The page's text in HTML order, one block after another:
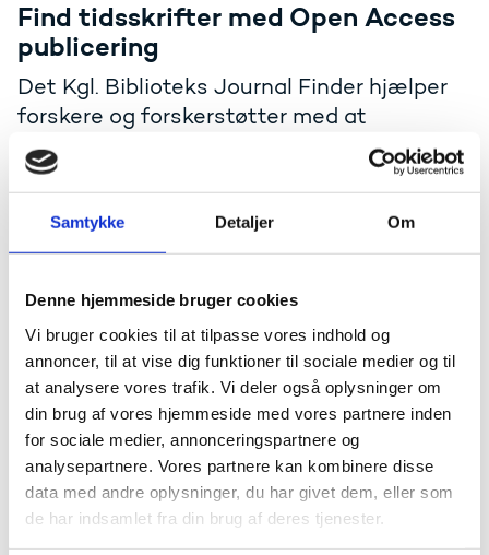
Samtykke Detaljer Om
Denne hjemmeside bruger cookies
Vi bruger cookies til at tilpasse vores indhold og
annoncer, til at vise dig funktioner til sociale medier og til
at analysere vores trafik. Vi deler også oplysninger om
din brug af vores hjemmeside med vores partnere inden
for sociale medier, annonceringspartnere og
analysepartnere. Vores partnere kan kombinere disse
data med andre oplysninger, du har givet dem, eller som
de har indsamlet fra din brug af deres tjenester.
Find tidsskrifter med Open Access
publicering
Det Kgl. Biblioteks Journal Finder hjælper
forskere og forskerstøtter med at
identificere tidsskrifter, der er omfattet af
nationale aftaler om Open Access
Læs om Open Access publicering via Journal Finder
Kontakt dit universitet om Open
Access
Har du brug for viden om dit universitets Open Access
politik og proces herfor? Så find vej til universitets
hjemmeside om Open Access samt deres
kontaktpersoner og -oplysninger, som kan rådgive dig
om Open Acces, nedenfor:
Danske universiteter